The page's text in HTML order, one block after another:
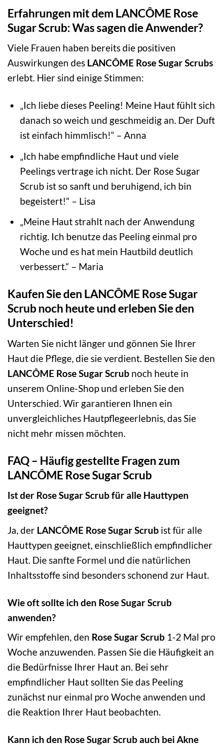
Erfahrungen mit dem LANCÔME Rose
Sugar Scrub: Was sagen die Anwender?
Viele Frauen haben bereits die positiven
Auswirkungen des LANCÔME Rose Sugar Scrubs
erlebt. Hier sind einige Stimmen:
„Ich liebe dieses Peeling! Meine Haut fühlt sich
danach so weich und geschmeidig an. Der Duft
ist einfach himmlisch!“ – Anna
„Ich habe empfindliche Haut und viele
Peelings vertrage ich nicht. Der Rose Sugar
Scrub ist so sanft und beruhigend, ich bin
begeistert!“ – Lisa
„Meine Haut strahlt nach der Anwendung
richtig. Ich benutze das Peeling einmal pro
Woche und es hat mein Hautbild deutlich
verbessert.“ – Maria
Kaufen Sie den LANCÔME Rose Sugar
Scrub noch heute und erleben Sie den
Unterschied!
Warten Sie nicht länger und gönnen Sie Ihrer
Haut die Pflege, die sie verdient. Bestellen Sie den
LANCÔME Rose Sugar Scrub noch heute in
unserem Online-Shop und erleben Sie den
Unterschied. Wir garantieren Ihnen ein
unvergleichliches Hautpflegeerlebnis, das Sie
nicht mehr missen möchten.
FAQ – Häufig gestellte Fragen zum
LANCÔME Rose Sugar Scrub
Ist der Rose Sugar Scrub für alle Hauttypen
geeignet?
Ja, der LANCÔME Rose Sugar Scrub ist für alle
Hauttypen geeignet, einschließlich empfindlicher
Haut. Die sanfte Formel und die natürlichen
Inhaltsstoffe sind besonders schonend zur Haut.
Wie oft sollte ich den Rose Sugar Scrub
anwenden?
Wir empfehlen, den Rose Sugar Scrub 1-2 Mal pro
Woche anzuwenden. Passen Sie die Häufigkeit an
die Bedürfnisse Ihrer Haut an. Bei sehr
empfindlicher Haut sollten Sie das Peeling
zunächst nur einmal pro Woche anwenden und
die Reaktion Ihrer Haut beobachten.
Kann ich den Rose Sugar Scrub auch bei Akne